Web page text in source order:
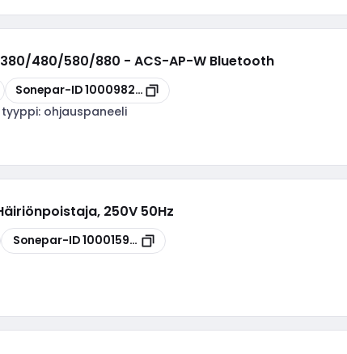
380/480/580/880 - ACS-AP-W Bluetooth
Kopioi
Sonepar-ID100098247
ohjauspaneeli
250V 50Hz
Kopioi
Sonepar-ID100015940